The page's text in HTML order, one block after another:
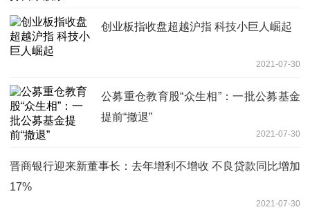
创业板指收盘超越沪指 科技小巨人崛起
2021-07-30
公募重仓教育股“众生相”：一批公募基金
提前“撤退”
2021-07-30
晋商银行迎来新董事长：去年增利不增收 不良贷款同比增加
17%
2021-07-30